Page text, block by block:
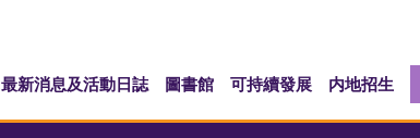
最新消息及活動日誌 圖書館 可持續發展 内地招生